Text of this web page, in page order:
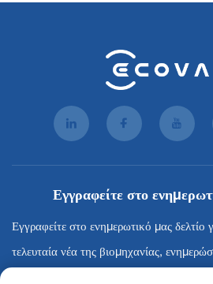
Εγγραφείτε στο
Εγγραφείτε στο ενημερωτικό μας δελτίο
τελευταία νέα της βιομηχανίας,